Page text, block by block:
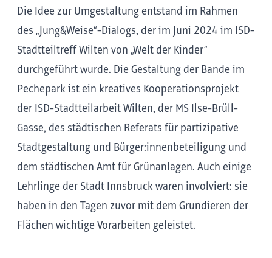
Die Idee zur Umgestaltung entstand im Rahmen
des „Jung&Weise“-Dialogs, der im Juni 2024 im ISD-
Stadtteiltreff Wilten von „Welt der Kinder“
durchgeführt wurde. Die Gestaltung der Bande im
Pechepark ist ein kreatives Kooperationsprojekt
der ISD-Stadtteilarbeit Wilten, der MS Ilse-Brüll-
Gasse, des städtischen Referats für partizipative
Stadtgestaltung und Bürger:innenbeteiligung und
dem städtischen Amt für Grünanlagen. Auch einige
Lehrlinge der Stadt Innsbruck waren involviert: sie
haben in den Tagen zuvor mit dem Grundieren der
Flächen wichtige Vorarbeiten geleistet.